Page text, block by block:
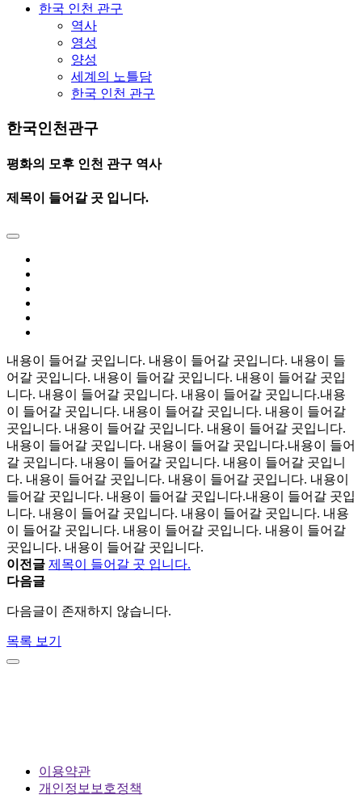
한국 인천 관구
역사
영성
양성
세계의 노틀담
한국 인천 관구
한국인천관구
평화의 모후 인천 관구 역사
제목이 들어갈 곳 입니다.
내용이 들어갈 곳입니다. 내용이 들어갈 곳입니다. 내용이 들
어갈 곳입니다. 내용이 들어갈 곳입니다. 내용이 들어갈 곳입
니다. 내용이 들어갈 곳입니다. 내용이 들어갈 곳입니다.내용
이 들어갈 곳입니다. 내용이 들어갈 곳입니다. 내용이 들어갈
곳입니다. 내용이 들어갈 곳입니다. 내용이 들어갈 곳입니다.
내용이 들어갈 곳입니다. 내용이 들어갈 곳입니다.내용이 들어
갈 곳입니다. 내용이 들어갈 곳입니다. 내용이 들어갈 곳입니
다. 내용이 들어갈 곳입니다. 내용이 들어갈 곳입니다. 내용이
들어갈 곳입니다. 내용이 들어갈 곳입니다.내용이 들어갈 곳입
니다. 내용이 들어갈 곳입니다. 내용이 들어갈 곳입니다. 내용
이 들어갈 곳입니다. 내용이 들어갈 곳입니다. 내용이 들어갈
곳입니다. 내용이 들어갈 곳입니다.
이전글 제목이 들어갈 곳 입니다.
다음글
다음글이 존재하지 않습니다.
목록 보기
이용약관
개인정보보호정책